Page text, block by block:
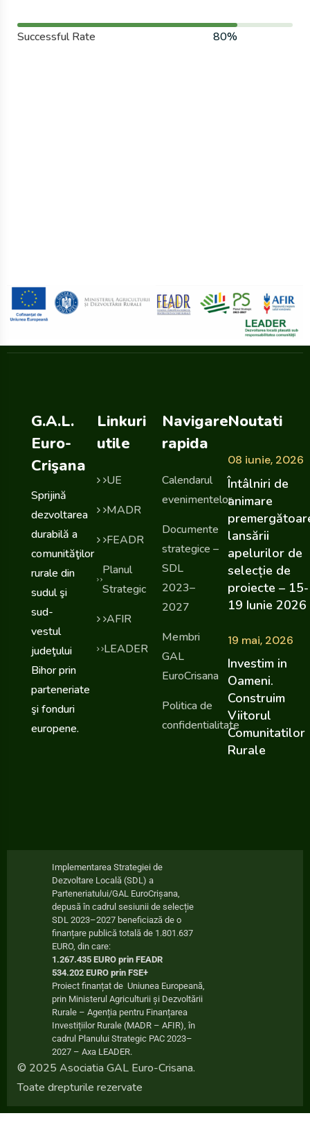
Successful Rate 80%
G.A.L.
Euro-
Crişana
Sprijină
dezvoltarea
durabilă a
comunităţilor
rurale din
sudul şi
sud-
vestul
judeţului
Bihor prin
parteneriate
şi fonduri
europene.
Linkuri
utile
UE
MADR
FEADR
Planul
Strategic
AFIR
LEADER
Navigare
rapida
Calendarul
evenimentelor
Documente
strategice –
SDL
2023–
2027
Membri
GAL
EuroCrisana
Politica de
confidentialitate
Noutati
08 iunie, 2026
Întâlniri de
animare
lansării
apelurilor de
selecție de
proiecte – 15-
19 Iunie 2026
19 mai, 2026
Investim in
Oameni.
Construim
Viitorul
Comunitatilor
Rurale
Implementarea Strategiei de
Dezvoltare Locală (SDL) a
Parteneriatului/GAL EuroCrișana,
depusă în cadrul sesiunii de selecție
SDL 2023–2027 beneficiază de o
finanțare publică totală de 1.801.637
EURO, din care:
1.267.435 EURO prin FEADR
534.202 EURO prin FSE+
Proiect finanțat de Uniunea Europeană,
prin Ministerul Agriculturii și Dezvoltării
Rurale – Agenția pentru Finanțarea
Investițiilor Rurale (MADR – AFIR), în
cadrul Planului Strategic PAC 2023–
2027 – Axa LEADER.
© 2025 Asociatia GAL Euro-Crisana.
Toate drepturile rezervate